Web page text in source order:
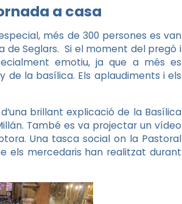
a casa
més de 300 persones es van
de Seglars. Si el moment del pregó i
emotiu, ja que a més es
de la basílica. Els aplaudiments i els
brillant explicació de la Basílica
També es va projectar un vídeo
Una tasca social on la Pastoral
els mercedaris han realitzat durant